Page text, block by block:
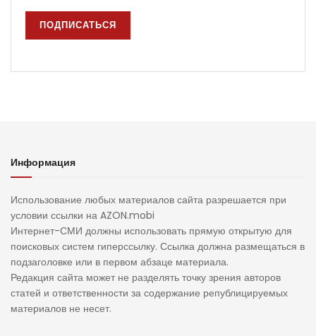
Информация
Использование любых материалов сайта разрешается при
условии ссылки на AZON.mobi
Интернет-СМИ должны использовать прямую открытую для
поисковых систем гиперссылку. Ссылка должна размещаться в
подзаголовке или в первом абзаце материала.
Редакция сайта может не разделять точку зрения авторов
статей и ответственности за содержание републицируемых
материалов не несет.